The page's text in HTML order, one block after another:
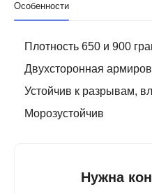
Особенности
Плотность 650 и 900
Двухсторонная
Устойчив к разрывам,
Морозустойчив
Нужна